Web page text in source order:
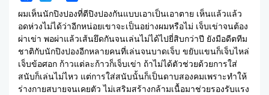
Facebook Share
ผมเห็นนักปิงปองที่ตีปิงปองกันแบบเอาเป็นเอาตาย เห็นแล้วแล้ว
อดห่วงไม่ได้ว่าอีกหน่อยเขาจะเป็นอย่างผมหรือไม่ เจ็บเข่าจนต้อง
ผ่าเข่า พอผ่าแล้วเส้นยึดกันจนเล่นไม่ได้ไปยี่สิบกว่าปี ยังมีอดีตทีม
ชาติกับนักปิงปองอีกหลายคนที่เล่นจนบาดเจ็บ ขยับแขนก็เจ็บไหล่
เจ็บข้อศอก ก้าวแต่ละก้าวก็เจ็บเข่า ถ้าไม่ได้ตัวช่วยด้วยการใส่
สนับก็เล่นไม่ไหว แต่การใส่สนับนั้นก็เป็นดาบสองคมเพราะทำให้
ร่างกายสบายจนเคยตัว ไม่เสริมสร้างกล้ามเนื้อมาช่วยรองรับแรง